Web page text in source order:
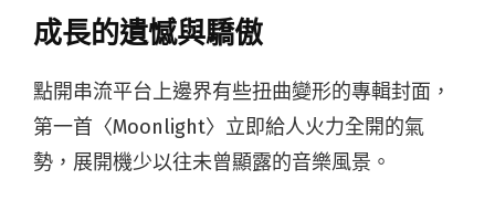
成長的遺憾與驕傲
點開串流平台上邊界有些扭曲變形的專輯封面，
第一首〈Moonlight〉立即給人火力全開的氣
勢，展開機少以往未曾顯露的音樂風景。